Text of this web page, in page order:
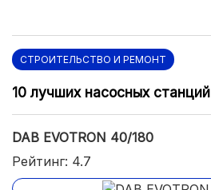
СТРОИТЕЛЬСТВО И РЕМОНТ
10 лучших насосных станций
DAB EVOTRON 40/180
Рейтинг: 4.7